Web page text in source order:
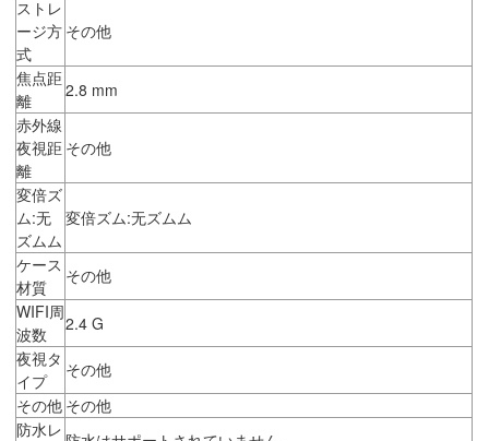
ストレ
ージ方
式
その他
焦点距
離
2.8 mm
赤外線
夜視距
離
その他
変倍ズ
ム:无
ズムム
変倍ズム:无ズムム
ケース
材質
その他
WIFI周
波数
2.4 G
夜視タ
イプ
その他
その他 その他
防水レ